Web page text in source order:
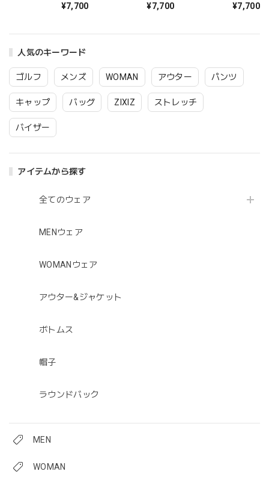
人気のキーワード
ゴルフ メンズ WOMAN アウター パンツ
キャップ バッグ ZIXIZ ストレッチ
バイザー
アイテムから探す
全てのウェア
MENウェア
WOMANウェア
アウター&ジャケット
ボトムス
帽子
ラウンドバック
MEN
WOMAN
替え】品番：ZIXIZ-
¥7,700 ¥7,700
ZIXIZ-24PSLSL-¥7,700